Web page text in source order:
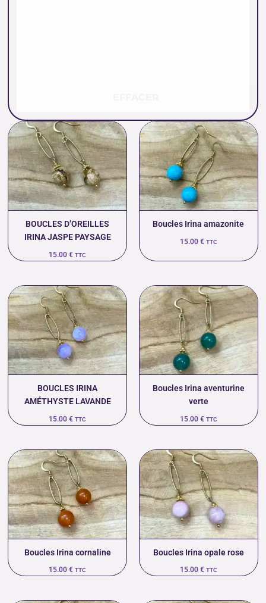
BOUCLES D’OREILLES
IRINA JASPE PAYSAGE
15.00€ TTC
Boucles Irina amazonite
15.00 € TTC
BOUCLES IRINA
AMÉTHYSTE LAVANDE
15.00€ TTC
Boucles Irina aventurine
verte
15.00 € TTC
Boucles Irina cornaline
15.00€ TTC
Boucles Irina opale rose
15.00 € TTC